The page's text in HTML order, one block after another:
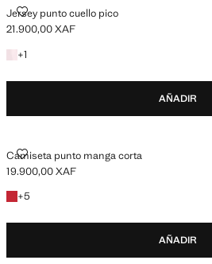
Jersey punto cuello pico
JERSEY PUNTO CUELLO PICO
Precio actual [21.900,00 XAF ]
21.900,00 XAF
+1
+1 color
AÑADIR
Camiseta punto manga corta
CAMISETA PUNTO MANGA CORTA
Precio actual [19.900,00 XAF ]
19.900,00 XAF
+5
+5 colores
AÑADIR